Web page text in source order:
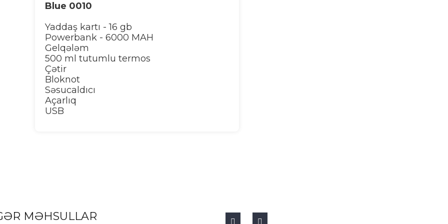
Blue 0010
Yaddaş kartı - 16 gb
Powerbank - 6000 MAH
Gelqələm
500 ml tutumlu termos
Çətir
Bloknot
Səsucaldıcı
Açarlıq
USB
MƏHSULLAR